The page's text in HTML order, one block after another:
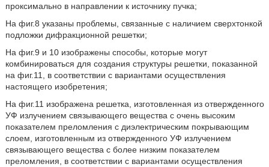
проксимально в направлении к источнику пучка;
На фиг.8 указаны проблемы, связанные с наличием сверхтонкой
подложки дифракционной решетки;
На фиг.9 и 10 изображены способы, которые могут
комбинироваться для создания структуры решетки, показанной
на фиг.11, в соответствии с вариантами осуществления
настоящего изобретения;
На фиг.11 изображена решетка, изготовленная из отвержденного
УФ излучением связывающего вещества с очень высоким
показателем преломления с диэлектрическим покрывающим
слоем, изготовленным из отвержденного УФ излучением
связывающего вещества с более низким показателем
преломления, в соответствии с вариантами осуществления